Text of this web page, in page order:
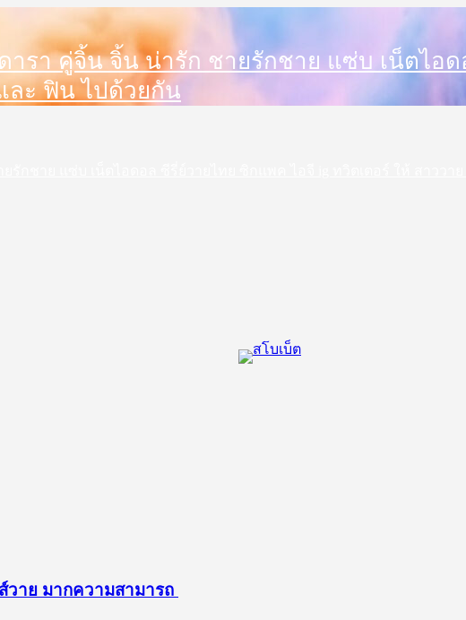
ารา คู่จิ้น จิ้น น่ารัก ชายรักชาย แซ่บ เน็ตไอ
ละ ฟิน ไปด้วยกัน
วาย มากความสามารถ